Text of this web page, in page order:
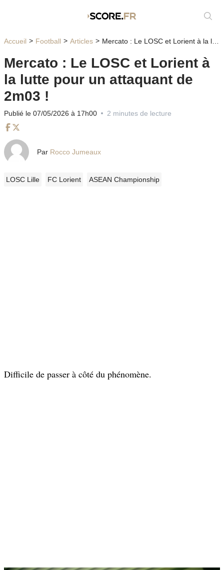
Accueil Football Articles Mercato : Le LOSC et Lorient à la lutte pour un attaquant de 2m03 !
Mercato : Le LOSC et Lorient à
la lutte pour un attaquant de
2m03 !
Publié le 07/05/2026 à 17h00 2 minutes de lecture
Par Rocco Jumeaux
LOSC Lille FC Lorient ASEAN Championship
Difficile de passer à côté du phénomène.